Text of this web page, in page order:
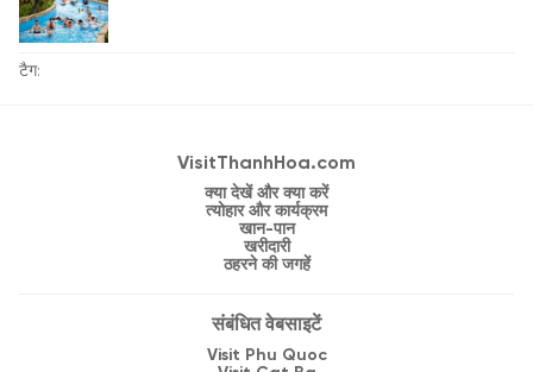
टैग:
VisitThanhHoa.com
क्या देखें और क्या करें
त्योहार और कार्यक्रम
खान-पान
खरीदारी
ठहरने की जगहें
संबंधित वेबसाइटें
Visit Phu Quoc